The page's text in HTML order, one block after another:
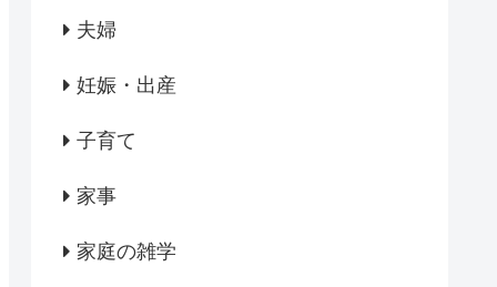
夫婦
妊娠・出産
子育て
家事
家庭の雑学